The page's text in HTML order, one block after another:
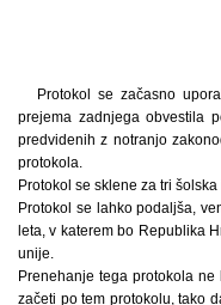
Protokol se začasno
prejema zadnjega obvestila
predvidenih z notranjo
protokola.
Protokol se sklene za tri
Protokol se lahko podaljša,
leta, v katerem bo Republika
unije.
Prenehanje tega protokola
začeti po tem protokolu, tako